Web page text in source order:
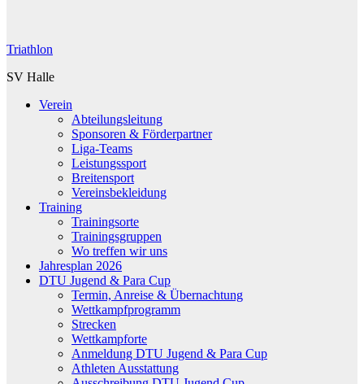
Triathlon
SV Halle
Verein
Abteilungsleitung
Sponsoren & Förderpartner
Liga-Teams
Leistungssport
Breitensport
Vereinsbekleidung
Training
Trainingsorte
Trainingsgruppen
Wo treffen wir uns
Jahresplan 2026
DTU Jugend & Para Cup
Termin, Anreise & Übernachtung
Wettkampfprogramm
Strecken
Wettkampforte
Anmeldung DTU Jugend & Para Cup
Athleten Ausstattung